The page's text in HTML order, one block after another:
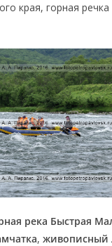
края, горная
река Быстрая
, живописный